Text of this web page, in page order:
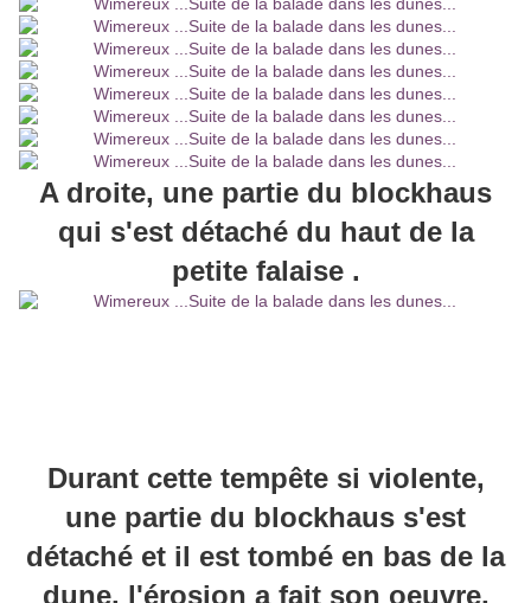
A droite, une partie du blockhaus
qui s'est détaché du haut de la
petite falaise .
Durant cette tempête si violente,
une partie du blockhaus s'est
détaché et il est tombé en bas de la
dune, l'érosion a fait son oeuvre,